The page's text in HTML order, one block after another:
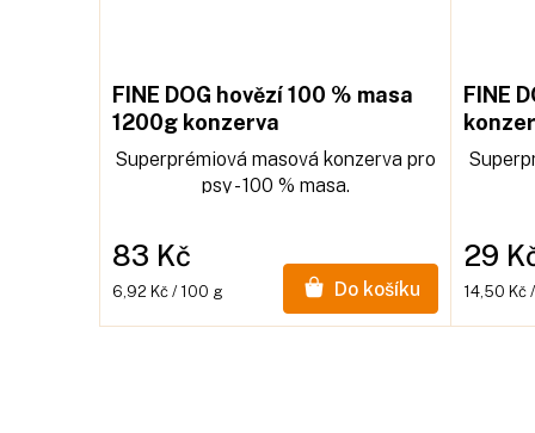
FINE DOG hovězí 100 % masa
1200g konzerva
83 Kč
Měrná
6,92 Kč / 100 g Do košíku
Superprémiová masová konzerva pro
psy - 100 % masa.
FINE
masa
29
Měrná
14,50 Kč